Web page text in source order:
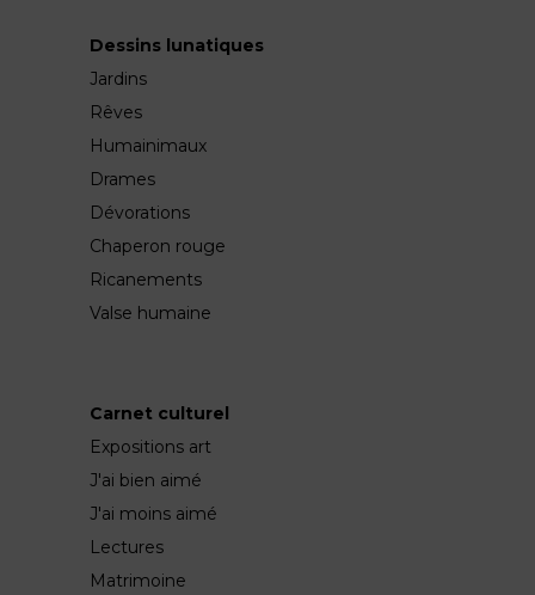
Dessins lunatiques
Jardins
Rêves
Humainimaux
Drames
Dévorations
Chaperon rouge
Ricanements
Valse humaine
Carnet culturel
Expositions art
J'ai bien aimé
J'ai moins aimé
Lectures
Matrimoine